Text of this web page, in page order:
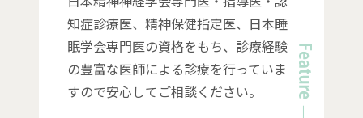
知症診療医、精神保健指定医、日本睡
眠学会専門医の資格をもち、診療経験
の豊富な医師による診療を行っていま
すので安心してご相談ください。